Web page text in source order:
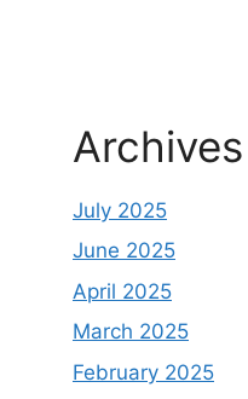
Archives
July 2025
June 2025
April 2025
March 2025
February 2025